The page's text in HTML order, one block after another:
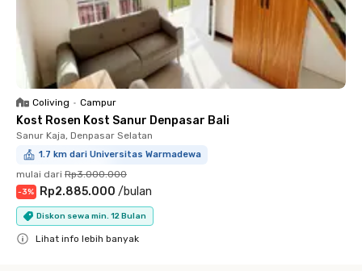
Coliving • Campur
Kost Rosen Kost Sanur Denpasar Bali
Sanur Kaja, Denpasar Selatan
1.7 km dari Universitas Warmadewa
mulai dari Rp3.000.000
-3% Rp2.885.000 /bulan
Diskon sewa min. 12 Bulan
Lihat info lebih banyak